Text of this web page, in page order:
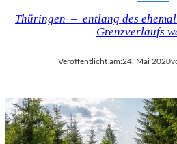
Thüringen – entlang des
Grenzverlaufs
Veröffentlicht am:24. Mai 2020